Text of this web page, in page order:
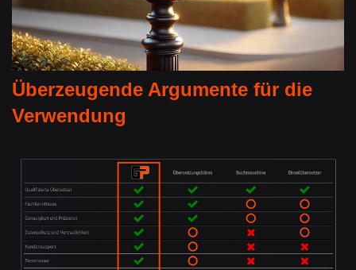
Überzeugende Argumente für die
Verwendung